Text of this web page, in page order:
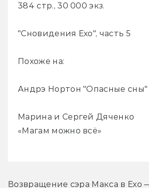
384 стр., 30 000 экз.
"Сновидения Ехо", часть 5
Похоже на:
Андрэ Нортон "Опасные сны"
Марина и Сергей Дяченко
«Магам можно всё»
Возвращение сэра Макса в Ехо